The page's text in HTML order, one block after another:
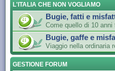
L'ITALIA CHE NON VOGLIAMO
Bugie, fatti e
Come quello di 10
Bugie, gaffe e
Viaggio nella ordinaria
GESTIONE FORUM